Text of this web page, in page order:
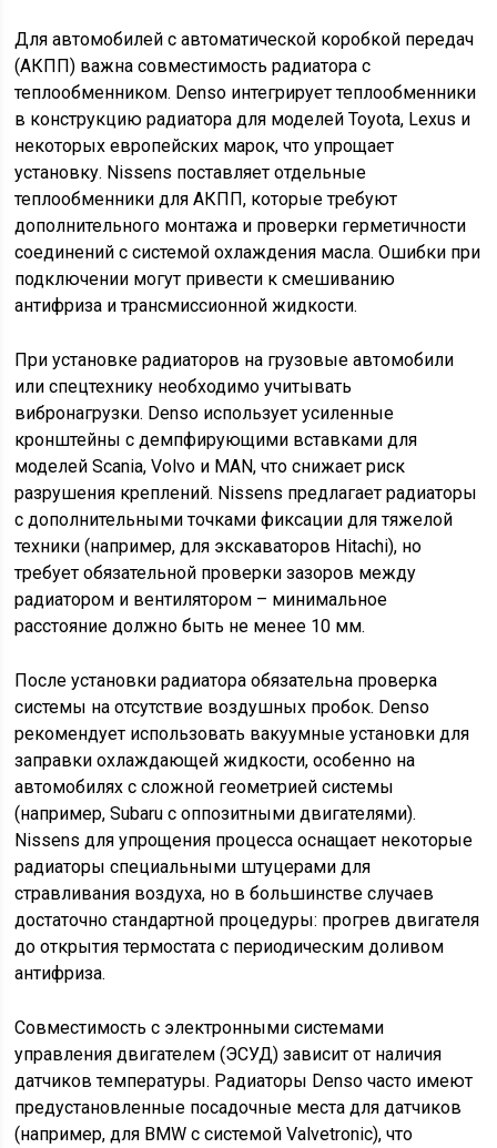
Для автомобилей с автоматической коробкой передач
(АКПП) важна совместимость радиатора с
теплообменником. Denso интегрирует теплообменники
в конструкцию радиатора для моделей Toyota, Lexus и
некоторых европейских марок, что упрощает
установку. Nissens поставляет отдельные
теплообменники для АКПП, которые требуют
дополнительного монтажа и проверки герметичности
соединений с системой охлаждения масла. Ошибки при
подключении могут привести к смешиванию
антифриза и трансмиссионной жидкости.
При установке радиаторов на грузовые автомобили
или спецтехнику необходимо учитывать
вибронагрузки. Denso использует усиленные
кронштейны с демпфирующими вставками для
моделей Scania, Volvo и MAN, что снижает риск
разрушения креплений. Nissens предлагает радиаторы
с дополнительными точками фиксации для тяжелой
техники (например, для экскаваторов Hitachi), но
требует обязательной проверки зазоров между
радиатором и вентилятором – минимальное
расстояние должно быть не менее 10 мм.
После установки радиатора обязательна проверка
системы на отсутствие воздушных пробок. Denso
рекомендует использовать вакуумные установки для
заправки охлаждающей жидкости, особенно на
автомобилях с сложной геометрией системы
(например, Subaru с оппозитными двигателями).
Nissens для упрощения процесса оснащает некоторые
радиаторы специальными штуцерами для
стравливания воздуха, но в большинстве случаев
достаточно стандартной процедуры: прогрев двигателя
до открытия термостата с периодическим доливом
антифриза.
Совместимость с электронными системами
управления двигателем (ЭСУД) зависит от наличия
датчиков температуры. Радиаторы Denso часто имеют
предустановленные посадочные места для датчиков
(например, для BMW с системой Valvetronic), что